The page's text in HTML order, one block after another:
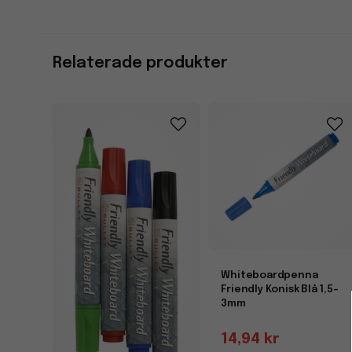
Relaterade produkter
Whiteboardpenna
Friendly Konisk Blå 1,5-
3mm
14,94 kr